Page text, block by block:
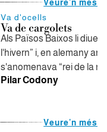
Veure'n més
Va d'ocells
Va de cargolets
Als Països Baixos li diuen
l'hivern” i, en alemany
s'anomenava “rei de la
Pilar Codony
Veure'n més